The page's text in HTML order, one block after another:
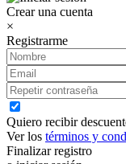
Crear una cuenta
×
Registrarme
Quiero recibir
Ver los términos y
Finalizar registro